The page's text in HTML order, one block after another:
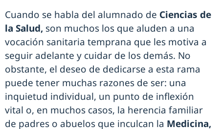
Cuando se habla del alumnado de Ciencias de
la Salud, son muchos los que aluden a una
vocación sanitaria temprana que les motiva a
seguir adelante y cuidar de los demás. No
obstante, el deseo de dedicarse a esta rama
puede tener muchas razones de ser: una
inquietud individual, un punto de inflexión
vital o, en muchos casos, la herencia familiar
de padres o abuelos que inculcan la Medicina,